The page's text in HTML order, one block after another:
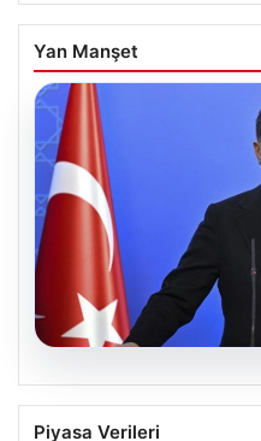
Yan Manşet
05.08.2026
Çerçeve yasa
Piyasa Verileri